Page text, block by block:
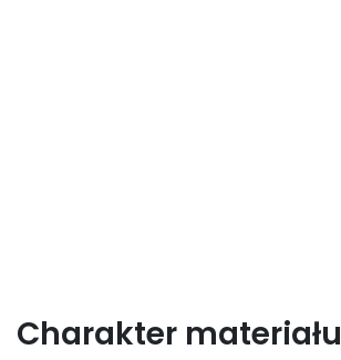
Charakter materiału